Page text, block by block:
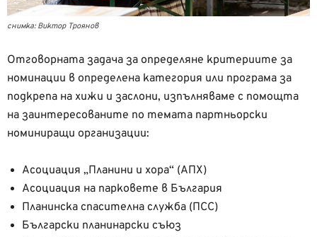
снимка: Виктор Троянов
Отговорната задача за определяне критериите за
номинации в определена категория или програма за
подкрепа на хижи и заслони, изпълняваме с помощта
на заинтересованите по темата партньорски
номиниращи организации:
Асоциация „Планини и хора“ (АПХ)
Асоциация на парковете в България
Планинска спасителна служба (ПСС)
Български планинарски съюз